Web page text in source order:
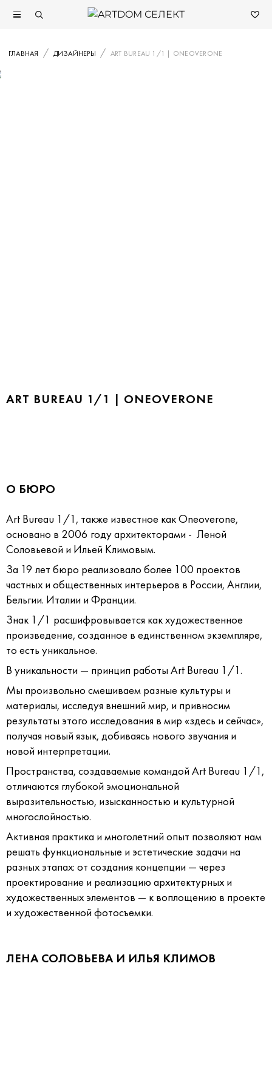
ГЛАВНАЯ ДИЗАЙНЕРЫ ART BUREAU 1/1 | ONEOVERONE
ART BUREAU 1/1 | ONEOVERONE
О БЮРО
Art Bureau 1/1, также известное как Oneoverone,
основано в 2006 году архитекторами - Леной
Соловьевой и Ильей Климовым.
За 19 лет бюро реализовало более 100 проектов
частных и общественных интерьеров в России, Англии,
Бельгии. Италии и Франции.
Знак 1/1 расшифровывается как художественное
произведение, созданное в единственном экземпляре,
то есть уникальное.
В уникальности — принцип работы Art Bureau 1/1.
Мы произвольно смешиваем разные культуры и
материалы, исследуя внешний мир, и привносим
результаты этого исследования в мир «здесь и сейчас»,
получая новый язык, добиваясь нового звучания и
новой интерпретации.
Пространства, создаваемые командой Art Bureau 1/1,
отличаются глубокой эмоциональной
выразительностью, изысканностью и культурной
многослойностью.
Активная практика и многолетний опыт позволяют нам
решать функциональные и эстетические задачи на
разных этапах: от создания концепции — через
проектирование и реализацию архитектурных и
художественных элементов — к воплощению в проекте
и художественной фотосъемки.
ЛЕНА СОЛОВЬЕВА И ИЛЬЯ КЛИМОВ